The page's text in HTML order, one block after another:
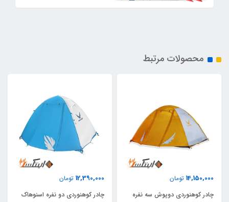
محصولات مرتبط
14,150,000 تومان
چادر کوهنوردی دوپوش سه نفره
12,390,000 تومان
چادر کوهنوردی دو نفره اسنوهاک